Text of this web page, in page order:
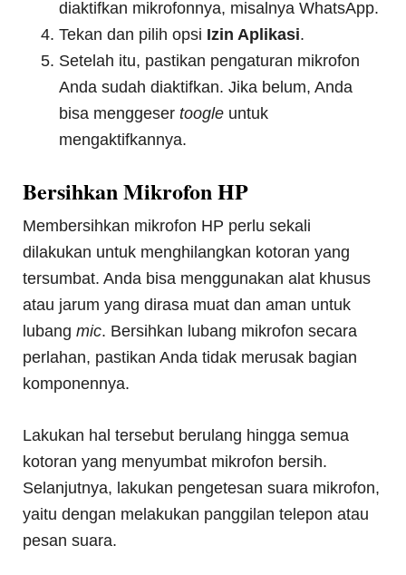
diaktifkan mikrofonnya, misalnya WhatsApp.
Tekan dan pilih opsi Izin Aplikasi.
Setelah itu, pastikan pengaturan mikrofon
Anda sudah diaktifkan. Jika belum, Anda
bisa menggesertoogle untuk
mengaktifkannya.
Bersihkan Mikrofon HP
Membersihkan mikrofon HP perlu sekali
dilakukan untuk menghilangkan kotoran yang
tersumbat. Anda bisa menggunakan alat khusus
atau jarum yang dirasa muat dan aman untuk
lubangmic. Bersihkan lubang mikrofon secara
perlahan, pastikan Anda tidak merusak bagian
komponennya.
Lakukan hal tersebut berulang hingga semua
kotoran yang menyumbat mikrofon bersih.
Selanjutnya, lakukan pengetesan suara mikrofon,
yaitu dengan melakukan panggilan telepon atau
pesan suara.